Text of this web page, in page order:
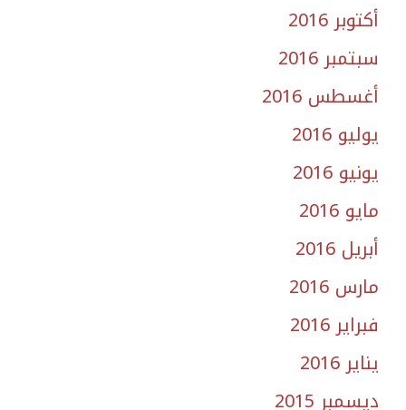
أكتوبر 2016
سبتمبر 2016
أغسطس 2016
يوليو 2016
يونيو 2016
مايو 2016
أبريل 2016
مارس 2016
فبراير 2016
يناير 2016
ديسمبر 2015